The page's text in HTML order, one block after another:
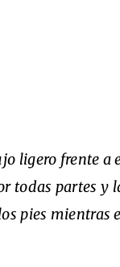
ligero frente a
todas partes y
pies mientras